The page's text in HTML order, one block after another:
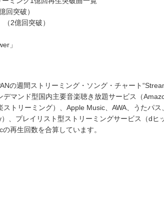
回突破）
（2億回突破）
」
の週間ストリーミング・ソング・チャート
デマンド型国内主要音楽聴き放題サービス（
ストリーミング）、Apple Music、AWA、うたパ
、プレイリスト型ストリーミングサービス（dヒ
再生回数を合算しています。